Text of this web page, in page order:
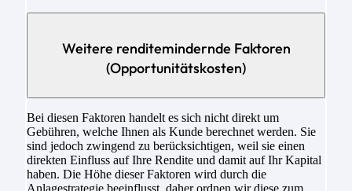
Weitere renditemindernde Faktoren
(Opportunitätskosten)
Bei diesen Faktoren handelt es sich nicht direkt um
Gebühren, welche Ihnen als Kunde berechnet werden. Sie
sind jedoch zwingend zu berücksichtigen, weil sie einen
direkten Einfluss auf Ihre Rendite und damit auf Ihr Kapital
haben. Die Höhe dieser Faktoren wird durch die
Anlagestrategie beeinflusst, daher ordnen wir diese zum